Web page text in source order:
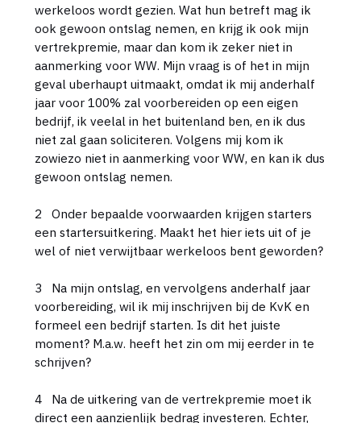
werkeloos wordt gezien. Wat hun betreft mag ik
ook gewoon ontslag nemen, en krijg ik ook mijn
vertrekpremie, maar dan kom ik zeker niet in
aanmerking voor WW. Mijn vraag is of het in mijn
geval uberhaupt uitmaakt, omdat ik mij anderhalf
jaar voor 100% zal voorbereiden op een eigen
bedrijf, ik veelal in het buitenland ben, en ik dus
niet zal gaan soliciteren. Volgens mij kom ik
zowiezo niet in aanmerking voor WW, en kan ik dus
gewoon ontslag nemen.
2 Onder bepaalde voorwaarden krijgen starters
een startersuitkering. Maakt het hier iets uit of je
wel of niet verwijtbaar werkeloos bent geworden?
3 Na mijn ontslag, en vervolgens anderhalf jaar
voorbereiding, wil ik mij inschrijven bij de KvK en
formeel een bedrijf starten. Is dit het juiste
moment? M.a.w. heeft het zin om mij eerder in te
schrijven?
4 Na de uitkering van de vertrekpremie moet ik
direct een aanzienlijk bedrag investeren. Echter,